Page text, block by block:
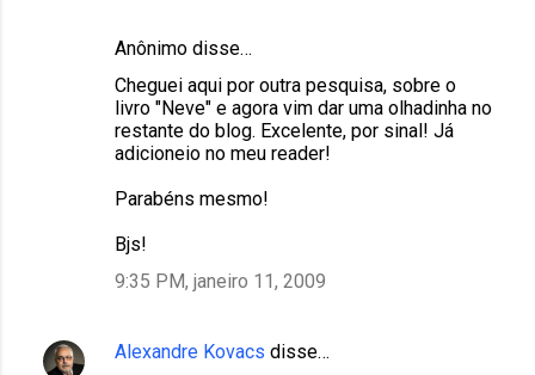
Anônimo disse…
Cheguei aqui por outra pesquisa, sobre o
livro "Neve" e agora vim dar uma olhadinha no
restante do blog. Excelente, por sinal! Já
adicioneio no meu reader!
Parabéns mesmo!
Bjs!
9:35 PM, janeiro 11, 2009
Alexandre Kovacs disse…